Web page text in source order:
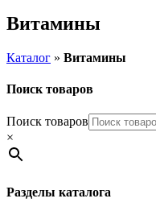
Витамины
Каталог » Витамины
Поиск товаров
Поиск товаров
×
Разделы каталога